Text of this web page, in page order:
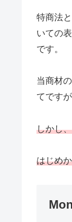
特商法
いての
です。
当商材
てです
しかし
はじめ